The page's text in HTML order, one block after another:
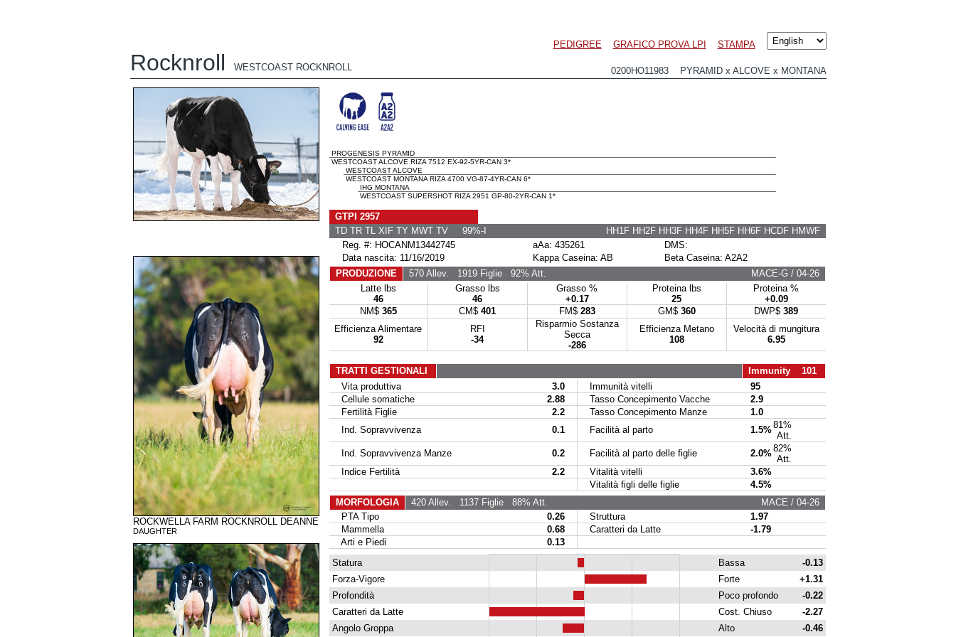
PEDIGREE GRAFICO PROVA LPI STAMPA
Rocknroll WESTCOAST ROCKNROLL 0200HO11983 PYRAMID x ALCOVE x MONTANA
ROCKWELLA FARM ROCKNROLL DEANNE
DAUGHTER
PROGENESIS PYRAMID
WESTCOAST ALCOVE RIZA 7512 EX-92-5YR-CAN 3*
WESTCOAST ALCOVE
WESTCOAST MONTANA RIZA 4700 VG-87-4YR-CAN 6*
IHG MONTANA
WESTCOAST SUPERSHOT RIZA 2951 GP-80-2YR-CAN 1*
GTPI 2957
TD TR TL XIF TY MWT TV 99%-I
HH1F HH2F HH3F HH4F HH5F HH6F HCDF HMWF
Reg. #: HOCANM13442745
aAa: 435261
DMS:
Data nascita: 11/16/2019
Kappa Caseina: AB
Beta Caseina: A2A2
PRODUZIONE
570 Allev. 1919 Figlie92% Att.
MACE-G / 04-26
Latte lbs
46
Grasso lbs
46
Grasso %
+0.17
Proteina lbs
25
Proteina %
+0.09
NM$ 365 CM$ 401 FM$ 283 GM$ 360 DWP$ 389
Efficienza Alimentare
92
RFI
-34
Risparmio Sostanza
Secca
-286
Efficienza Metano
108
Velocità di mungitura
6.95
TRATTI GESTIONALI
Immunity 101
Vita produttiva
3.0 Immunità vitelli
95
Cellule somatiche
2.88 Tasso Concepimento Vacche
2.9
Fertilità Figlie
2.2 Tasso Concepimento Manze
1.0
Ind. Sopravvivenza
0.1 Facilità al parto 1.5%81%
Att.
Ind. Sopravvivenza Manze
0.2 Facilità al parto delle figlie 2.0%82%
Att.
Indice Fertilità
2.2 Vitalità vitelli
3.6%
Vitalità figli delle figlie
4.5%
MORFOLOGIA
420 Allev. 1137 Figlie88% Att.
MACE / 04-26
PTA Tipo
0.26 Struttura
1.97
Mammella
0.68 Caratteri da Latte
-1.79
Arti e Piedi
0.13
Statura
Bassa
-0.13
Forza-Vigore
Forte
+1.31
Profondità
Poco profondo
-0.22
Caratteri da Latte
Cost. Chiuso
-2.27
Angolo Groppa
Alto -0.46